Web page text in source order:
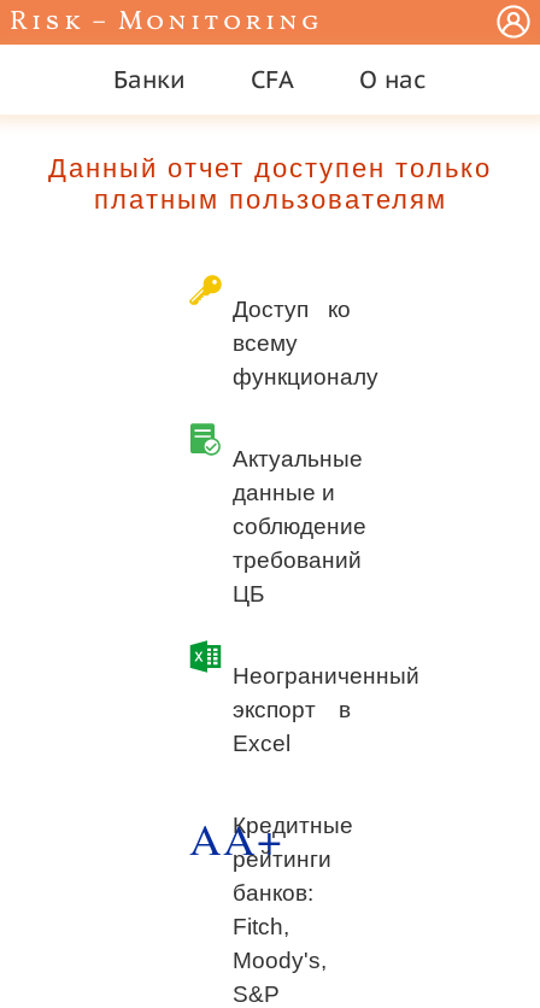
Risk – Monitoring
Банки CFA О нас
Данный отчет доступен только
платным пользователям
Доступ ко
всему
функционалу
Актуальные
данные и
соблюдение
требований
ЦБ
Неограниченный
экспорт в
Excel
AA+
Кредитные
рейтинги
банков:
Fitch,
Moody's,
S&P